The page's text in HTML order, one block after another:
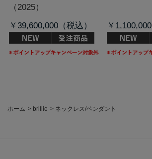
（2025）
￥39,600,000
￥1,100,000
ホーム > brillie > ネックレス/ペンダント